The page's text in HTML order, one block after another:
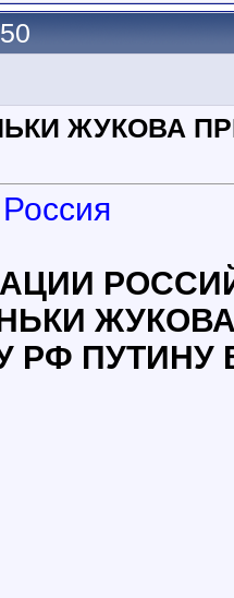
ЖУКОВА
РФ ПУТИНУ